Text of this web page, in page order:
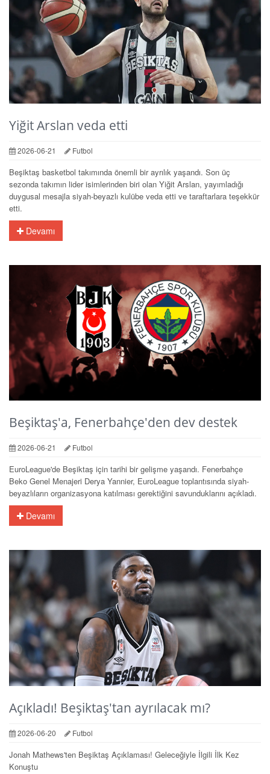
Yiğit Arslan veda etti
2026-06-21 Futbol
Beşiktaş basketbol takımında önemli bir ayrılık yaşandı. Son üç
sezonda takımın lider isimlerinden biri olan Yiğit Arslan, yayımladığı
duygusal mesajla siyah-beyazlı kulübe veda etti ve taraftarlara teşekkür
etti.
Devamı
Beşiktaş'a, Fenerbahçe'den dev destek
2026-06-21 Futbol
EuroLeague'de Beşiktaş için tarihi bir gelişme yaşandı. Fenerbahçe
Beko Genel Menajeri Derya Yannier, EuroLeague toplantısında siyah-
beyazlıların organizasyona katılması gerektiğini savunduklarını açıkladı.
Devamı
Açıkladı! Beşiktaş'tan ayrılacak mı?
2026-06-20 Futbol
Jonah Mathews'ten Beşiktaş Açıklaması! Geleceğiyle İlgili İlk Kez
Konuştu